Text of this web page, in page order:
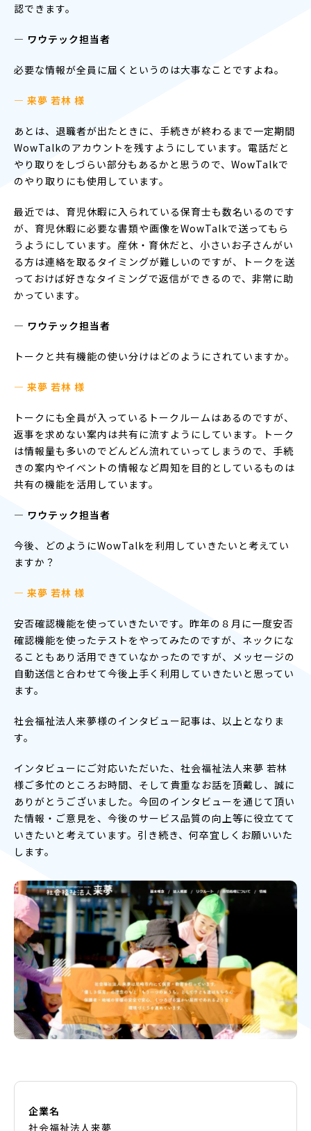
認できます。
― ワウテック担当者
必要な情報が全員に届くというのは大事なことですよね。
— 来夢 若林 様
あとは、退職者が出たときに、手続きが終わるまで一定期間
WowTalkのアカウントを残すようにしています。電話だと
やり取りをしづらい部分もあるかと思うので、WowTalkで
のやり取りにも使用しています。
最近では、育児休暇に入られている保育士も数名いるのです
が、育児休暇に必要な書類や画像をWowTalkで送ってもら
うようにしています。産休・育休だと、小さいお子さんがい
る方は連絡を取るタイミングが難しいのですが、トークを送
っておけば好きなタイミングで返信ができるので、非常に助
かっています。
― ワウテック担当者
トークと共有機能の使い分けはどのようにされていますか。
— 来夢 若林 様
トークにも全員が入っているトークルームはあるのですが、
返事を求めない案内は共有に流すようにしています。トーク
は情報量も多いのでどんどん流れていってしまうので、手続
きの案内やイベントの情報など周知を目的としているものは
共有の機能を活用しています。
― ワウテック担当者
今後、どのようにWowTalkを利用していきたいと考えてい
ますか？
— 来夢 若林 様
安否確認機能を使っていきたいです。昨年の８月に一度安否
確認機能を使ったテストをやってみたのですが、ネックにな
ることもあり活用できていなかったのですが、メッセージの
自動送信と合わせて今後上手く利用していきたいと思ってい
ます。
社会福祉法人来夢様のインタビュー記事は、以上となりま
す。
インタビューにご対応いただいた、社会福祉法人来夢 若林
様ご多忙のところお時間、そして貴重なお話を頂戴し、誠に
ありがとうございました。今回のインタビューを通じて頂い
た情報・ご意見を、今後のサービス品質の向上等に役立てて
いきたいと考えています。引き続き、何卒宜しくお願いいた
します。
企業名
社会福祉法人来夢